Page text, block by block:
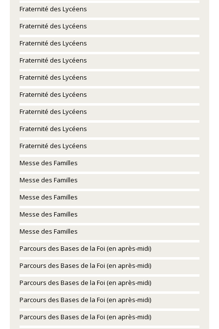
Fraternité des Lycéens
Fraternité des Lycéens
Fraternité des Lycéens
Fraternité des Lycéens
Fraternité des Lycéens
Fraternité des Lycéens
Fraternité des Lycéens
Fraternité des Lycéens
Fraternité des Lycéens
Messe des Familles
Messe des Familles
Messe des Familles
Messe des Familles
Messe des Familles
Parcours des Bases de la Foi (en après-midi)
Parcours des Bases de la Foi (en après-midi)
Parcours des Bases de la Foi (en après-midi)
Parcours des Bases de la Foi (en après-midi)
Parcours des Bases de la Foi (en après-midi)